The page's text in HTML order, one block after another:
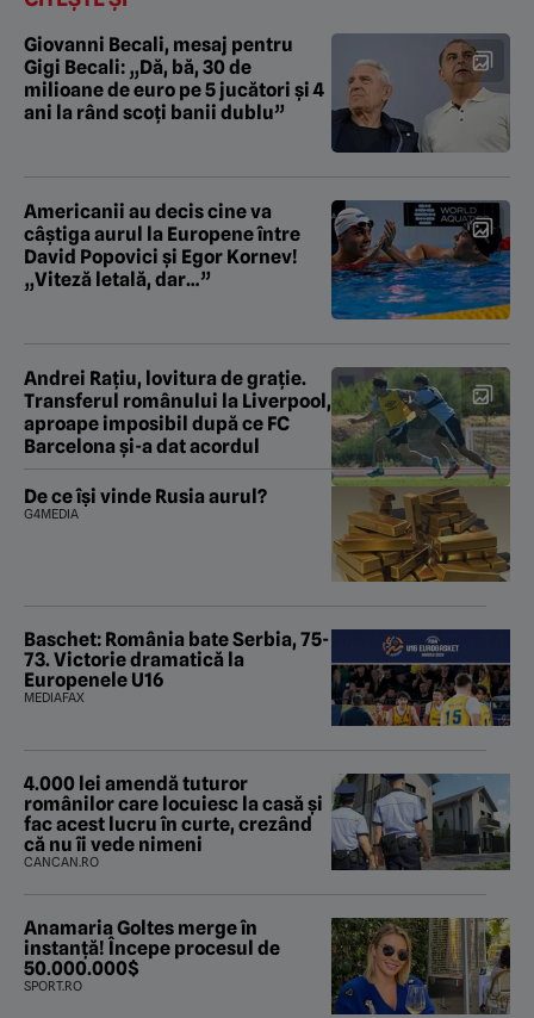
Giovanni Becali, mesaj pentru
Gigi Becali: „Dă, bă, 30 de
milioane de euro pe 5 jucători și 4
ani la rând scoți banii dublu”
Americanii au decis cine va
câștiga aurul la Europene între
David Popovici și Egor Kornev!
„Viteză letală, dar…”
Andrei Rațiu, lovitura de grație.
Transferul românului la Liverpool,
aproape imposibil după ce FC
Barcelona şi-a dat acordul
De ce își vinde Rusia aurul?
G4MEDIA
Baschet: România bate Serbia, 75-
73. Victorie dramatică la
Europenele U16
MEDIAFAX
4.000 lei amendă tuturor
românilor care locuiesc la casă și
fac acest lucru în curte, crezând
că nu îi vede nimeni
CANCAN.RO
Anamaria Goltes merge în
instanță! Începe procesul de
50.000.000$
SPORT.RO